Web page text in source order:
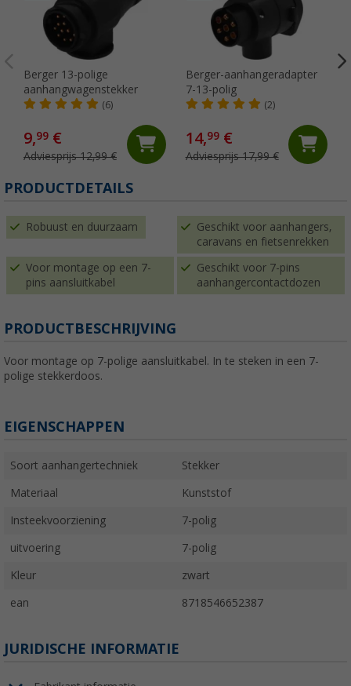
Berger 13-polige
aanhangwagenstekker
(6)
9,99 €
Adviesprijs 12,99 €
Berger-aanhangeradapter
7-13-polig
(2)
14,99€
Adviesprijs 17,99 €
PRODUCTDETAILS
Robuust en duurzaam
Geschikt voor aanhangers,
caravans en fietsenrekken
Voor montage op een 7-
pins aansluitkabel
Geschikt voor 7-pins
aanhangercontactdozen
PRODUCTBESCHRIJVING
Voor montage op 7-polige aansluitkabel. In te steken in een 7-
polige stekkerdoos.
EIGENSCHAPPEN
Soort aanhangertechniek Stekker
Materiaal Kunststof
Insteekvoorziening 7-polig
uitvoering 7-polig
Kleur zwart
ean 8718546652387
JURIDISCHE INFORMATIE